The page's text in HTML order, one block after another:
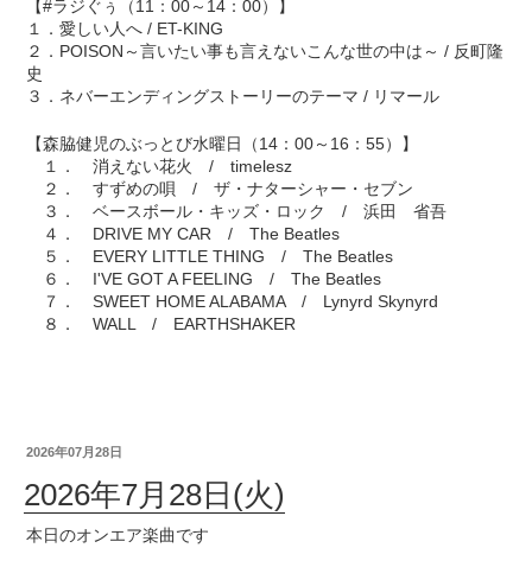
【#ラジぐぅ（11：00～14：00）】
１．愛しい人へ / ET-KING
２．POISON～言いたい事も言えないこんな世の中は～ / 反町隆
史
３．ネバーエンディングストーリーのテーマ / リマール
【森脇健児のぶっとび水曜日（14：00～16：55）】
１． 消えない花火 / timelesz
２． すずめの唄 / ザ・ナターシャー・セブン
３． ベースボール・キッズ・ロック / 浜田 省吾
４． DRIVE MY CAR / The Beatles
５． EVERY LITTLE THING / The Beatles
６． I'VE GOT A FEELING / The Beatles
７． SWEET HOME ALABAMA / Lynyrd Skynyrd
８． WALL / EARTHSHAKER
2026年07月28日
2026年7月28日(火)
本日のオンエア楽曲です